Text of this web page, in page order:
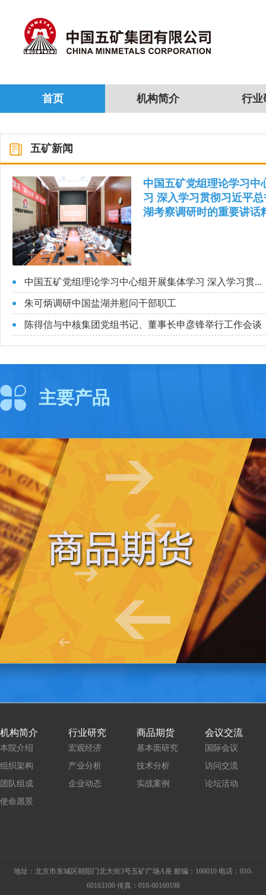
首页 机构简介 行业
五矿新闻
中国五矿党组理论学习中
习 深入学习贯彻习近平
湖考察调研时的重要讲话
中国五矿党组理论学习中心组开展集体学习 深入学习贯...
朱可炳调研中国盐湖并慰问干部职工
陈得信与中核集团党组书记、董事长申彦锋举行工作会谈
主要产品
机构简介
本院介绍
组织架构
团队组成
使命愿景
行业研究
宏观经济
产业分析
企业动态
商品期货
基本面研究
技术分析
实战案例
会议交流
国际会议
访问交流
论坛活动
地址：北京市东城区朝阳门北大街3号五矿广场A座 邮编：100010 电话：010-
60163100 传真：010-60169198